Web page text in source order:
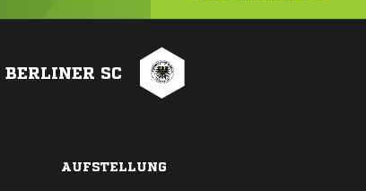
BERLINER SC
AUFSTELLUNG